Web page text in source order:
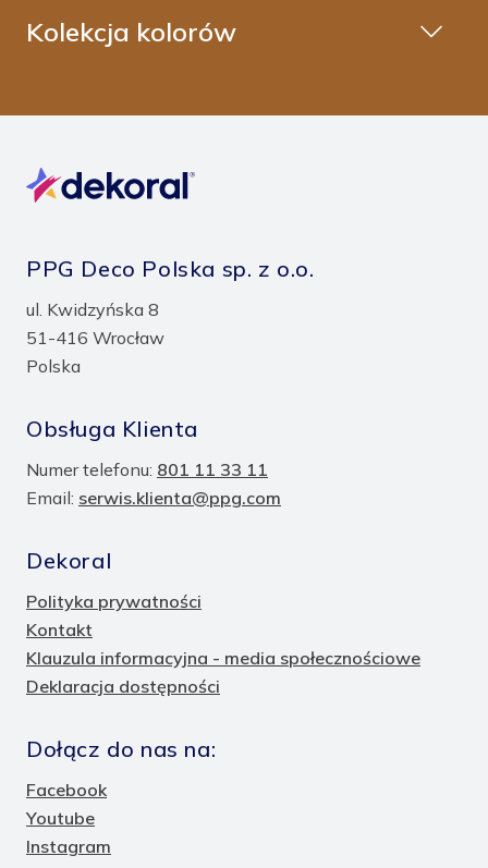
Kolekcja kolorów
PPG Deco Polska sp. z o.o.
ul. Kwidzyńska 8
51-416 Wrocław
Polska
Obsługa Klienta
Numer telefonu: 801 11 33 11
Email: serwis.klienta@ppg.com
Dekoral
Polityka prywatności
Kontakt
Klauzula informacyjna - media społecznościowe
Deklaracja dostępności
Dołącz do nas na:
Facebook
Youtube
Instagram